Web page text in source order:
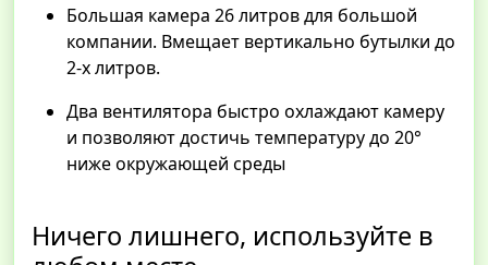
Большая камера 26 литров для большой
компании. Вмещает вертикально бутылки до
2-х литров.
Два вентилятора быстро охлаждают камеру
и позволяют достичь температуру до 20°
ниже окружающей среды
Ничего лишнего, используйте в